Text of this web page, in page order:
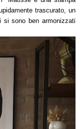
trascurato, un
sono ben armonizzati